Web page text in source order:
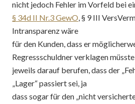
nicht jedoch Fehler im Vorfeld bei
§ 34d II Nr.3 GewO, § 9 III
Intransparenz wäre
für den Kunden, dass er
Regressschuldner verklagen
jeweils darauf berufen, dass der
„Lager“ passiert sei, ja
dass sogar für den „nicht